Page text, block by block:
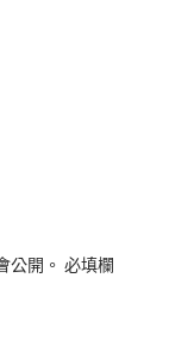
公開。 必填欄